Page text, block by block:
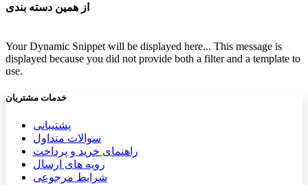
از همین دسته بندی
Your Dynamic Snippet will be displayed here... This message is
displayed because you did not provide both a filter and a template to
use.
خدمات مشتریان
پشتیب​​انی
سوالات متداول
راهنمای خرید و پرداخت
رویه های ارسال
شرایط مرجوعی